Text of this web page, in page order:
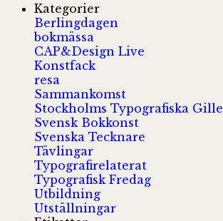
Kategorier
Berlingdagen
bokmässa
CAP&Design Live
Konstfack
resa
Sammankomst
Stockholms Typografiska Gille
Svensk Bokkonst
Svenska Tecknare
Tävlingar
Typografirelaterat
Typografisk Fredag
Utbildning
Utställningar